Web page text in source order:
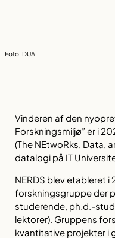
Foto: DUA
Vinderen af den
Forskningsmiljø” er i
(The NEtwoRks, Data,
datalogi på IT
NERDS blev etableret
forskningsgruppe der
studerende, ph.d.-
lektorer). Gruppens
kvantitative projekter i